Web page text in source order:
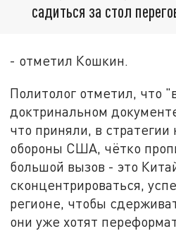
садиться за стол
- отметил Кошкин.
Политолог отметил, что
доктринальном
что приняли, в
обороны США, чётко
большой вызов - это
сконцентрироваться,
регионе, чтобы
они уже хотят